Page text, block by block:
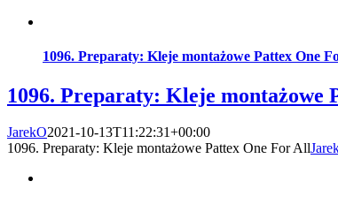
1096. Preparaty: Kleje montażowe Pattex One
1096. Preparaty: Kleje montażowe
JarekO2021-10-13T11:22:31+00:00
1096. Preparaty: Kleje montażowe Pattex One For All